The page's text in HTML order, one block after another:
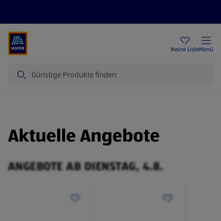
Meine ListeMenü
Aktuelle Angebote
ANGEBOTE AB DIENSTAG, 4.8.